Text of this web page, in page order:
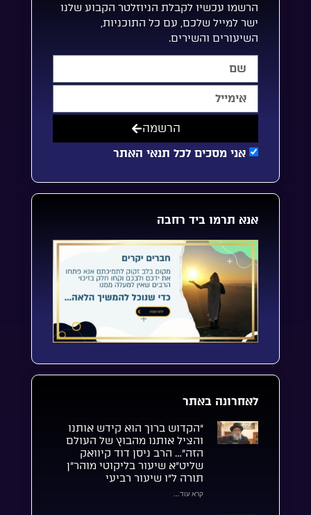
הרשמו עכשיו לקבלת הניוזלטר הקבוע שלנו
ישר למייל שלכם, עם כל התוכניות,
השיעורים והשירים.
אני מסכים לכל תנאי האתר
הרשמה
אנא תרמו ביד רחבה
לאחרונה באתר
“הקדוש ברוך הוא קידש אותנו
והציל אותנו מהבוץ של העולם
הזה”… הרב ניסן דוד קיוואק
שליט”א שיעור בליקוטי מוהר”ן
תורה ל”ו שיעור רביעי
קרא עוד...